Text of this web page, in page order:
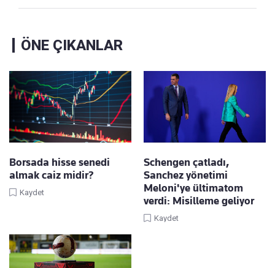
ÖNE ÇIKANLAR
Borsada hisse senedi
almak caiz midir?
Kaydet
Schengen çatladı,
Sanchez yönetimi
Meloni'ye ültimatom
verdi: Misilleme geliyor
Kaydet